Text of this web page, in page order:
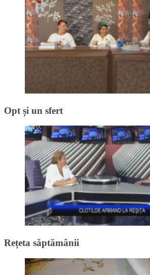
Opt și un sfert
Rețeta săptămânii